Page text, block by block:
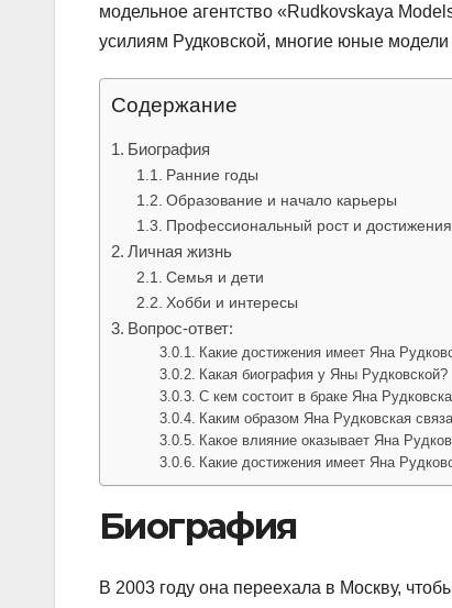
модельное агентство «Rudkovskaya
усилиям Рудковской, многие юные модели
Содержание
Биография
Ранние годы
Образование и начало карьеры
Профессиональный рост и достижения
Личная жизнь
Семья и дети
Хобби и интересы
Вопрос-ответ:
Какие достижения имеет Яна
Какая биография у Яны Рудковской?
С кем состоит в браке Яна
Каким образом Яна Рудковская
Какое влияние оказывает Яна
Какие достижения имеет Яна
Биография
В 2003 году она переехала в Москву,